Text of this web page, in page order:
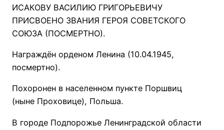
ИСАКОВУ ВАСИЛИЮ ГРИГОРЬЕВИЧУ
ПРИСВОЕНО ЗВАНИЯ ГЕРОЯ СОВЕТСКОГО
СОЮЗА (ПОСМЕРТНО).
Награждён орденом Ленина (10.04.1945,
посмертно).
Похоронен в населенном пункте Поршвиц
(ныне Проховице), Польша.
В городе Подпорожье Ленинградской области